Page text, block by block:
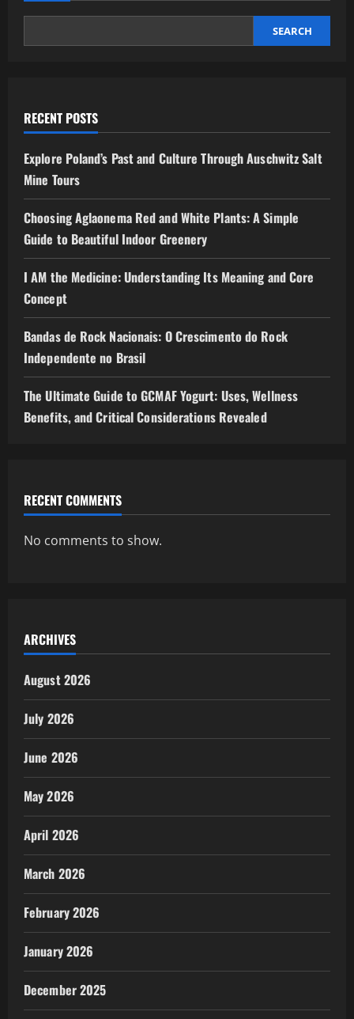
SEARCH
RECENT POSTS
Explore Poland’s Past and Culture Through Auschwitz Salt
Mine Tours
Choosing Aglaonema Red and White Plants: A Simple
Guide to Beautiful Indoor Greenery
I AM the Medicine: Understanding Its Meaning and Core
Concept
Bandas de Rock Nacionais: O Crescimento do Rock
Independente no Brasil
The Ultimate Guide to GCMAF Yogurt: Uses, Wellness
Benefits, and Critical Considerations Revealed
RECENT COMMENTS
No comments to show.
ARCHIVES
August 2026
July 2026
June 2026
May 2026
April 2026
March 2026
February 2026
January 2026
December 2025